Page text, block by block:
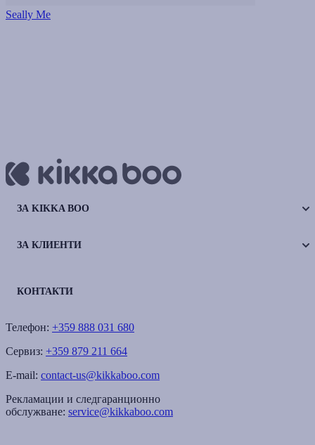
Seally Me
ЗА KIKKA BOO
ЗА КЛИЕНТИ
КОНТАКТИ
Телефон: +359 888 031 680
Сервиз: +359 879 211 664
E-mail: contact-us@kikkaboo.com
Рекламации и следгаранционно
обслужване: service@kikkaboo.com